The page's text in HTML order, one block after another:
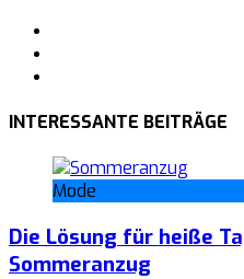
INTERESSANTE BEITRÄGE
Mode
Die Lösung für heiße
Sommeranzug